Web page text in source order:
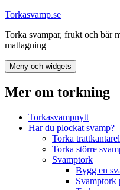
Hoppa
innehåll
Torkasvamp.se
Torka svampar, frukt och bär
matlagning
Meny och widgets
Mer om torkning
Torkasvampnytt
Har du plockat svamp?
Torka
Torka större
Svamptork
Bygg en
Svamptork